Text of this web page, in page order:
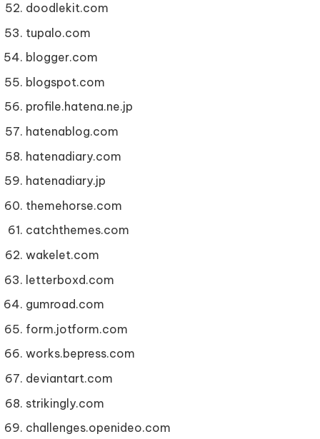
doodlekit.com
tupalo.com
blogger.com
blogspot.com
profile.hatena.ne.jp
hatenablog.com
hatenadiary.com
hatenadiary.jp
themehorse.com
catchthemes.com
wakelet.com
letterboxd.com
gumroad.com
form.jotform.com
works.bepress.com
deviantart.com
strikingly.com
challenges.openideo.com